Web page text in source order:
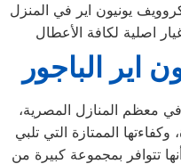
يونيون اير في المنزل
اير الباجور
معظم المنازل المصرية،
وكفاءتها الممتازة التي تلبي
تتوافر بمجموعة كبيرة من